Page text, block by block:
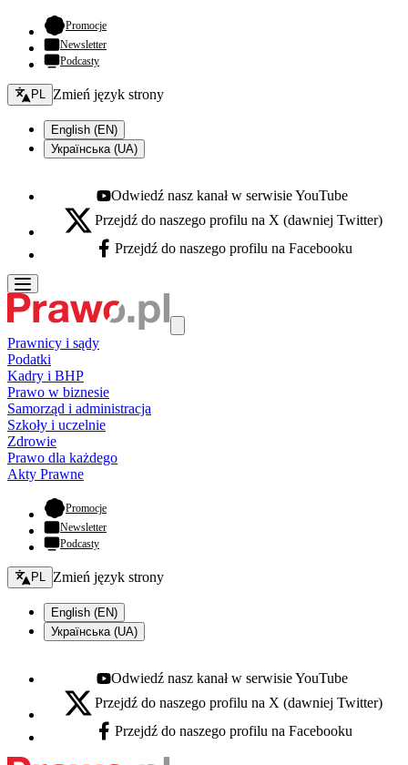
Promocje- otwiera się w nowej karcie
Newsletter
Podcasty
Zmień język - bieżący:
PL Zmień język strony
English (EN)
Українська (UA)
Youtube - otwiera się w nowej karcie
Odwiedź nasz kanał w serwisie YouTube
X - otwiera się w nowej karcie
Przejdź do naszego profilu na X (dawniej Twitter)
Facebook - otwiera się w nowej karcie
Przejdź do naszego profilu na Facebooku
Prawnicy i sądy
Podatki
Kadry i BHP
Prawo w biznesie
Samorząd i administracja
Szkoły i uczelnie
Zdrowie
Prawo dla każdego
Akty Prawne
Promocje- otwiera się w nowej karcie
Newsletter
Podcasty
Zmień język - bieżący:
PL Zmień język strony
English (EN)
Українська (UA)
Youtube - otwiera się w nowej karcie
Odwiedź nasz kanał w serwisie YouTube
X - otwiera się w nowej karcie
Przejdź do naszego profilu na X (dawniej Twitter)
Facebook - otwiera się w nowej karcie
Przejdź do naszego profilu na Facebooku